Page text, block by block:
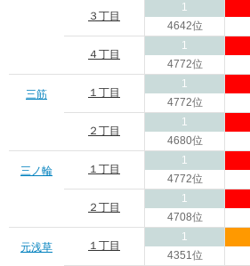
３丁目
1
4642位
４丁目
1
4772位
三筋 １丁目
1
4772位
２丁目
1
4680位
三ノ輪 １丁目
1
4772位
２丁目
1
4708位
元浅草 １丁目
1
4351位